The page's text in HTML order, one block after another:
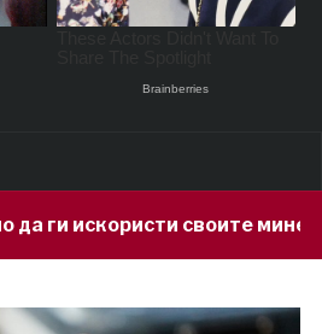
минерални богатства